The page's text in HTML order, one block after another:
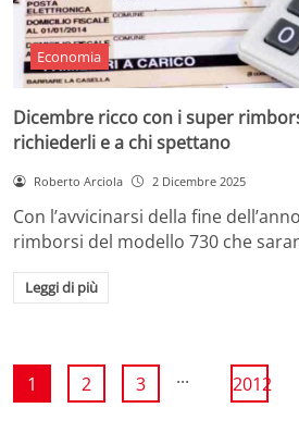
Economia
Dicembre ricco con i super
richiederli e a chi spettano
Roberto Arciola 2 Dicembre 2025
Con l’avvicinarsi della fine
rimborsi del modello 730 che
Leggi di più
1 2 3 ... 2012